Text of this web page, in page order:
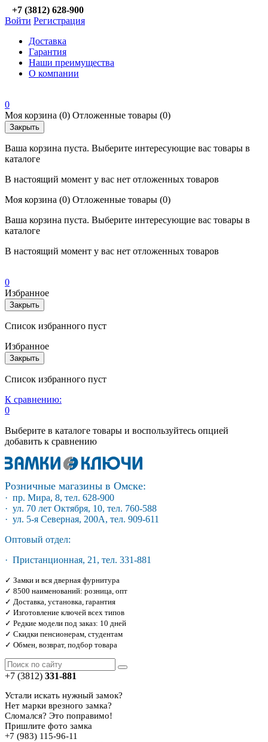
+7 (3812) 628-900
Войти Регистрация
Доставка
Гарантия
Наши преимущества
О компании
0
Моя корзина (0) Отложенные товары (0)
Закрыть
Ваша корзина пуста. Выберите интересующие вас товары в
каталоге
В настоящий момент у вас нет отложенных товаров
Моя корзина (0) Отложенные товары (0)
Ваша корзина пуста. Выберите интересующие вас товары в
каталоге
В настоящий момент у вас нет отложенных товаров
0
Избранное
Закрыть
Список избранного пуст
Избранное
Закрыть
Список избранного пуст
К сравнению:
0
Выберите в каталоге товары и воспользуйтесь опцией
добавить к сравнению
Розничные магазины в Омске:
· пр. Мира, 8, тел. 628-900
· ул. 70 лет Октября, 10, тел. 760-588
· ул. 5-я Северная, 200А, тел. 909-611
Оптовый отдел:
· Пристанционная, 21, тел. 331-881
✓ Замки и вся дверная фурнитура
✓ 8500 наименований: розница, опт
✓ Доставка, установка, гарантия
✓ Изготовление ключей всех типов
✓ Редкие модели под заказ: 10 дней
✓ Скидки пенсионерам, студентам
✓ Обмен, возврат, подбор товара
+7 (3812) 331-881
Устали искать нужный замок?
Нет марки врезного замка?
Сломался? Это поправимо!
Пришлите фото замка
+7 (983) 115-96-11